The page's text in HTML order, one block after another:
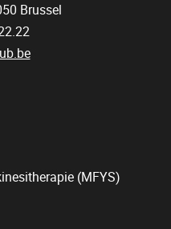
Brussel
(MFYS)